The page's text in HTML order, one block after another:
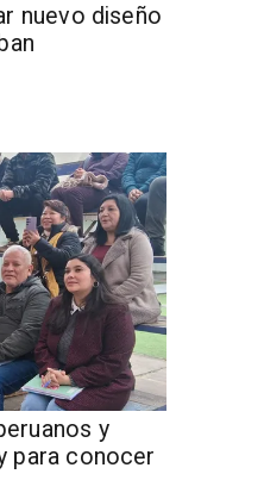
nuevo diseño
y
para conocer